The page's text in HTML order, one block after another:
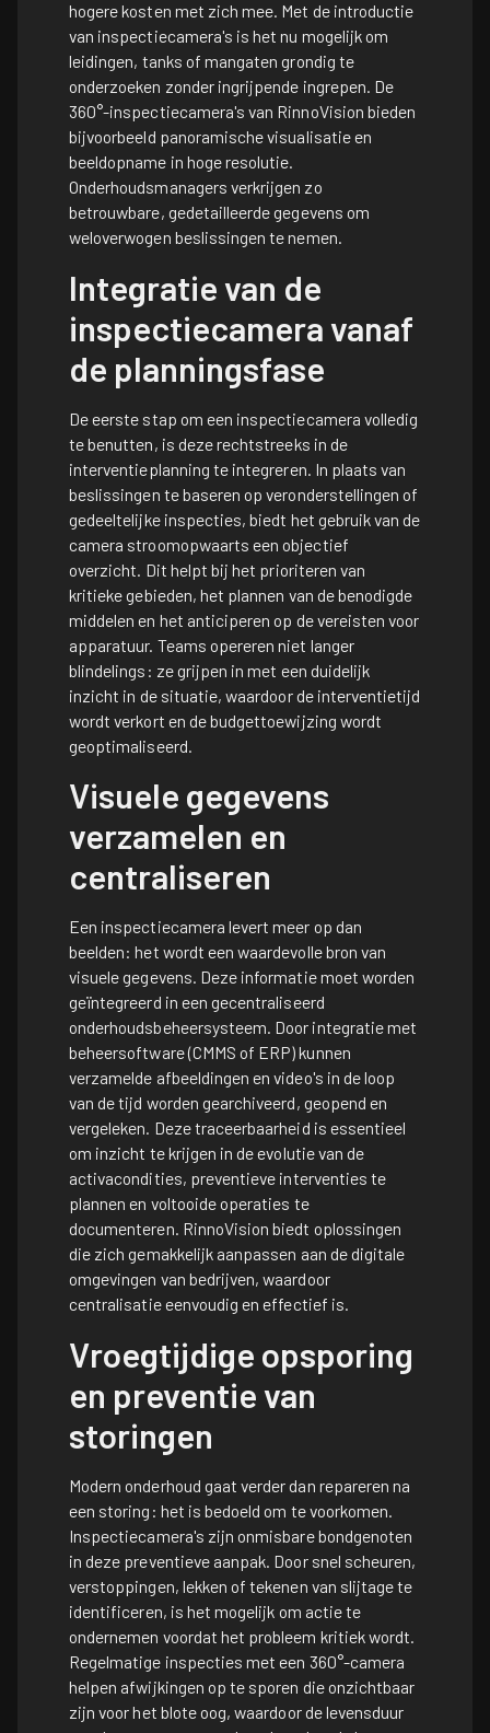
hogere kosten met zich mee. Met de introductie
van inspectiecamera's is het nu mogelijk om
leidingen, tanks of mangaten grondig te
onderzoeken zonder ingrijpende ingrepen. De
360°-inspectiecamera's van RinnoVision bieden
bijvoorbeeld panoramische visualisatie en
beeldopname in hoge resolutie.
Onderhoudsmanagers verkrijgen zo
betrouwbare, gedetailleerde gegevens om
weloverwogen beslissingen te nemen.
Integratie van de
inspectiecamera vanaf
de planningsfase
De eerste stap om een inspectiecamera volledig
te benutten, is deze rechtstreeks in de
interventieplanning te integreren. In plaats van
beslissingen te baseren op veronderstellingen of
gedeeltelijke inspecties, biedt het gebruik van de
camera stroomopwaarts een objectief
overzicht. Dit helpt bij het prioriteren van
kritieke gebieden, het plannen van de benodigde
middelen en het anticiperen op de vereisten voor
apparatuur. Teams opereren niet langer
blindelings: ze grijpen in met een duidelijk
inzicht in de situatie, waardoor de interventietijd
wordt verkort en de budgettoewijzing wordt
geoptimaliseerd.
Visuele gegevens
verzamelen en
centraliseren
Een inspectiecamera levert meer op dan
beelden: het wordt een waardevolle bron van
visuele gegevens. Deze informatie moet worden
geïntegreerd in een gecentraliseerd
onderhoudsbeheersysteem. Door integratie met
beheersoftware (CMMS of ERP) kunnen
verzamelde afbeeldingen en video's in de loop
van de tijd worden gearchiveerd, geopend en
vergeleken. Deze traceerbaarheid is essentieel
om inzicht te krijgen in de evolutie van de
activacondities, preventieve interventies te
plannen en voltooide operaties te
documenteren. RinnoVision biedt oplossingen
die zich gemakkelijk aanpassen aan de digitale
omgevingen van bedrijven, waardoor
centralisatie eenvoudig en effectief is.
Vroegtijdige opsporing
en preventie van
storingen
Modern onderhoud gaat verder dan repareren na
een storing: het is bedoeld om te voorkomen.
Inspectiecamera's zijn onmisbare bondgenoten
in deze preventieve aanpak. Door snel scheuren,
verstoppingen, lekken of tekenen van slijtage te
identificeren, is het mogelijk om actie te
ondernemen voordat het probleem kritiek wordt.
Regelmatige inspecties met een 360°-camera
helpen afwijkingen op te sporen die onzichtbaar
zijn voor het blote oog, waardoor de levensduur